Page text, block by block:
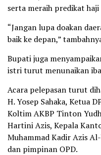
serta meraih predikat
“Jangan lupa doakan
baik ke depan,”
Bupati juga
istri turut menunaikan
Acara pelepasan turut
H. Yosep Sahaka, Ketua
Koltim AKBP Tinton
Hartini Azis, Kepala
Muhammad Kadir Azis
dan pimpinan OPD.